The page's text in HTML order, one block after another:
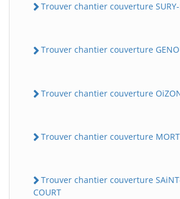
Trouver chantier couverture SURY-
Trouver chantier couverture
Trouver chantier couverture
Trouver chantier couverture
Trouver chantier couverture
COURT